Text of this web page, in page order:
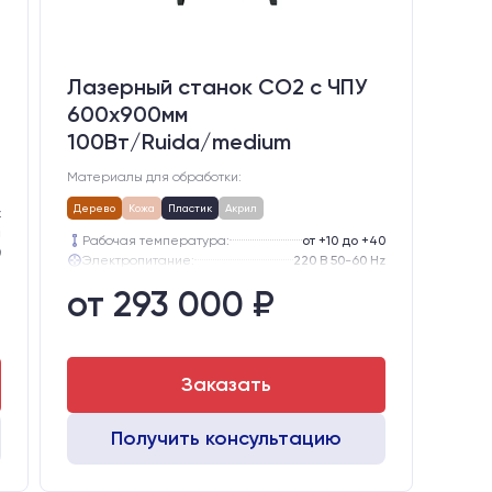
Лазерный станок CO2 c ЧПУ
600х900мм
100Вт/Ruida/medium
Материалы для обработки:
Дерево Кожа Пластик Акрил
Рабочая температура:
от +10 до +40
Электропитание:
220 В 50-60 Hz
Глубина опускания рабочего стола, мм:
Направляющие оси Y:
от 293 000 ₽
Заказать
Получить консультацию